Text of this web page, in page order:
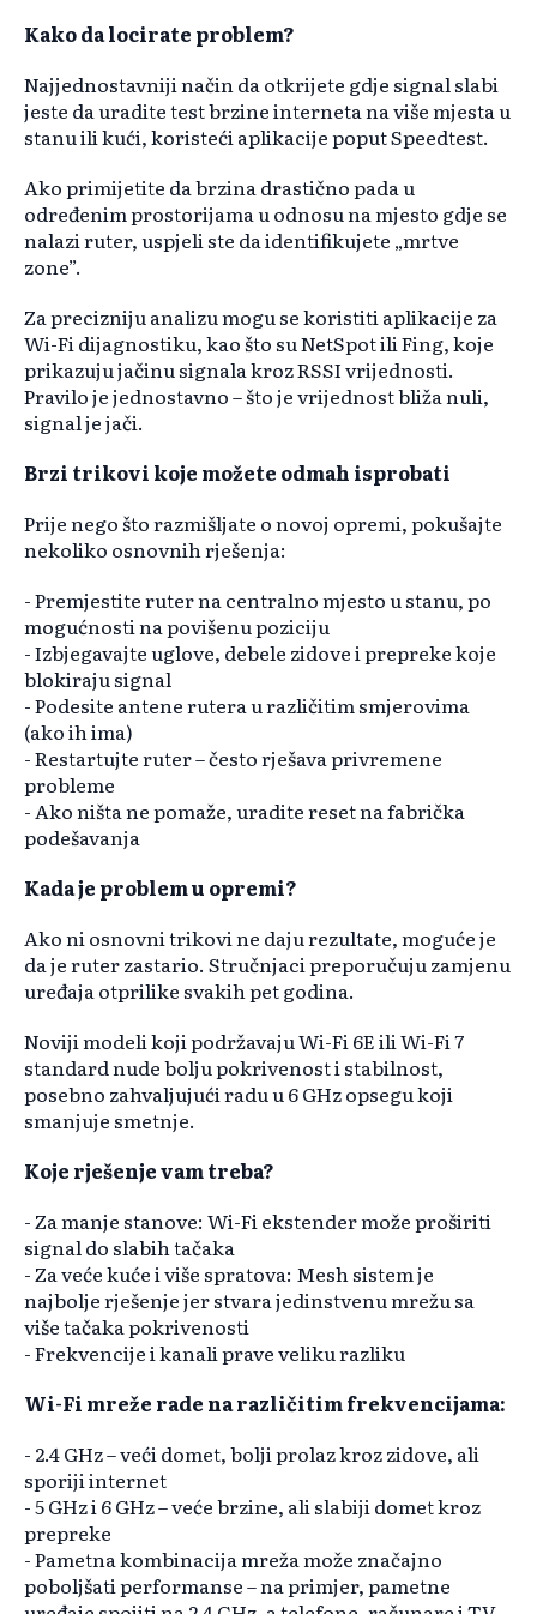
Kako da locirate problem?
Najjednostavniji način da otkrijete gdje signal slabi
jeste da uradite test brzine interneta na više mjesta u
stanu ili kući, koristeći aplikacije poput Speedtest.
Ako primijetite da brzina drastično pada u
određenim prostorijama u odnosu na mjesto gdje se
nalazi ruter, uspjeli ste da identifikujete „mrtve
zone”.
Za precizniju analizu mogu se koristiti aplikacije za
Wi-Fi dijagnostiku, kao što su NetSpot ili Fing, koje
prikazuju jačinu signala kroz RSSI vrijednosti.
Pravilo je jednostavno – što je vrijednost bliža nuli,
signal je jači.
Brzi trikovi koje možete odmah isprobati
Prije nego što razmišljate o novoj opremi, pokušajte
nekoliko osnovnih rješenja:
- Premjestite ruter na centralno mjesto u stanu, po
mogućnosti na povišenu poziciju
- Izbjegavajte uglove, debele zidove i prepreke koje
blokiraju signal
- Podesite antene rutera u različitim smjerovima
(ako ih ima)
- Restartujte ruter – često rješava privremene
probleme
- Ako ništa ne pomaže, uradite reset na fabrička
podešavanja
Kada je problem u opremi?
Ako ni osnovni trikovi ne daju rezultate, moguće je
da je ruter zastario. Stručnjaci preporučuju zamjenu
uređaja otprilike svakih pet godina.
Noviji modeli koji podržavaju Wi-Fi 6E ili Wi-Fi 7
standard nude bolju pokrivenost i stabilnost,
posebno zahvaljujući radu u 6 GHz opsegu koji
smanjuje smetnje.
Koje rješenje vam treba?
- Za manje stanove: Wi-Fi ekstender može proširiti
signal do slabih tačaka
- Za veće kuće i više spratova: Mesh sistem je
najbolje rješenje jer stvara jedinstvenu mrežu sa
više tačaka pokrivenosti
- Frekvencije i kanali prave veliku razliku
Wi-Fi mreže rade na različitim frekvencijama:
- 2.4 GHz – veći domet, bolji prolaz kroz zidove, ali
sporiji internet
- 5 GHz i 6 GHz – veće brzine, ali slabiji domet kroz
prepreke
- Pametna kombinacija mreža može značajno
poboljšati performanse – na primjer, pametne